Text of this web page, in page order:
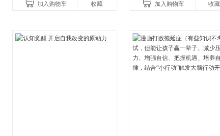
养好品质，发现快
加入购物车 收藏
加入购物车
收藏